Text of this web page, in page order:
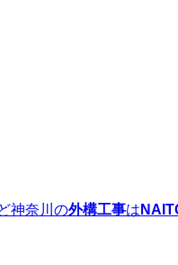
神奈川の外構工事は